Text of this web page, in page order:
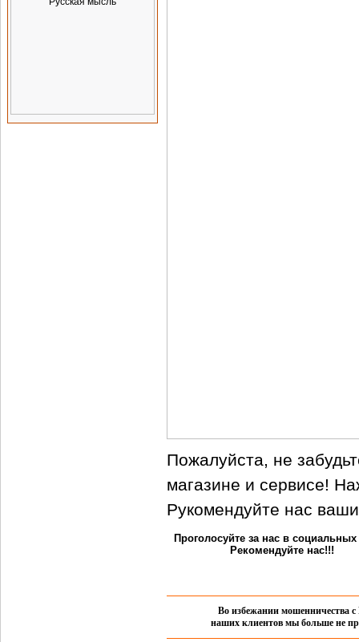
Пожалуйста, не
магазине и сервисе!
Рукомендуйте нас
Проголосуйте за нас в социальных
Рекомендуйте нас!!!
Во избежании мошенничества с
наших клиентов мы больше не